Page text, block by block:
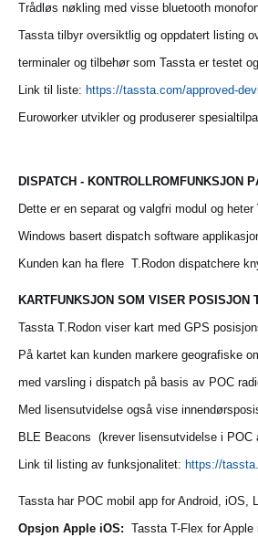
Trådløs nøkling med visse bluetooth
Tassta tilbyr oversiktlig og oppdatert listing
terminaler og tilbehør som Tassta er testet
Link til liste: https://tassta.com/approved-
Euroworker utvikler og produserer
DISPATCH - KONTROLLROMFUNKSJON
Dette er en separat og valgfri modul og heter
Windows basert dispatch software
Kunden kan ha flere T.Rodon dispatchere
KARTFUNKSJON SOM VISER POSISJON
Tassta T.Rodon viser kart med GPS
På kartet kan kunden markere geografiske
med varsling i dispatch på basis av POC
Med lisensutvidelse også vise
BLE Beacons (krever lisensutvidelse i POC
Link til listing av funksjonalitet: https://
Tassta har POC mobil app for Android, iOS,
Opsjon Apple iOS: Tassta T-Flex for